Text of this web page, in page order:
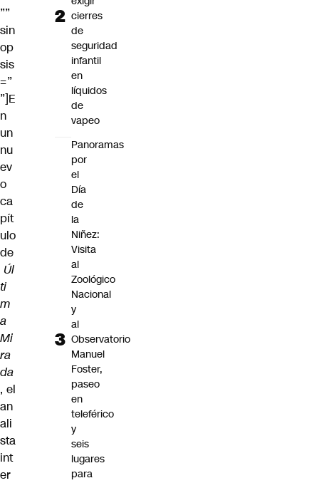
””
sin
op
sis
=”
”]E
n
un
nu
ev
o
ca
pít
ulo
de
Úl
ti
m
a
Mi
ra
da
, el
an
ali
sta
int
er
cierres
de
seguridad
infantil
en
líquidos
de
vapeo
Panoramas
por
el
Día
de
la
Niñez:
Visita
al
Zoológico
Nacional
y
al
Observatorio
Manuel
Foster,
paseo
en
teleférico
y
seis
lugares
para